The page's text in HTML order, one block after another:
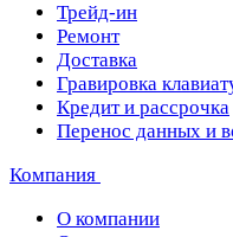
Трейд-ин
Ремонт
Доставка
Гравировка
Кредит и рассрочка
Перенос данных и
Компания
О компании